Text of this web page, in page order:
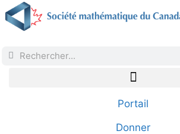
Portail
Donner